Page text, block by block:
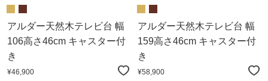
アルダー天然木テレビ台 幅
106高さ46cm キャスター付
き
¥46,900
アルダー天然木テレビ台 幅
159高さ46cm キャスター付
き
¥58,900